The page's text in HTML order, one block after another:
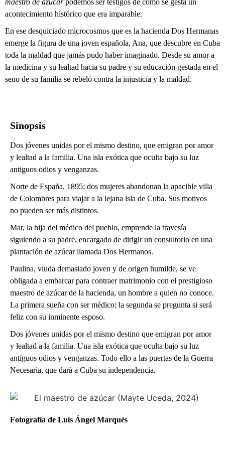
acontecimiento histórico que era imparable.
En ese desquiciado microcosmos que es la hacienda Dos Hermanas
emerge la figura de una joven española, Ana, que descubre en Cuba
toda la maldad que jamás pudo haber imaginado. Desde su amor a
la medicina y su lealtad hacia su padre y su educación gestada en el
seno de su familia se rebeló contra la injusticia y la maldad.
Sinopsis
Dos jóvenes unidas por el mismo destino, que emigran por amor
y lealtad a la familia. Una isla exótica que oculta bajo su luz
antiguos odios y venganzas.
Norte de España, 1895: dos mujeres abandonan la apacible villa
de Colombres para viajar a la lejana isla de Cuba. Sus motivos
no pueden ser más distintos.
Mar, la hija del médico del pueblo, emprende la travesía
siguiendo a su padre, encargado de dirigir un consultorio en una
plantación de azúcar llamada Dos Hermanos.
Paulina, viuda demasiado joven y de origen humilde, se ve
obligada a embarcar para contraer matrimonio con el prestigioso
maestro de azúcar de la hacienda, un hombre a quien no conoce.
La primera sueña con ser médico; la segunda se pregunta si será
feliz con su inminente esposo.
Dos jóvenes unidas por el mismo destino que emigran por amor
y lealtad a la familia. Una isla exótica que oculta bajo su luz
antiguos odios y venganzas. Todo ello a las puertas de la Guerra
Necesaria, que dará a Cuba su independencia.
Fotografía de Luis Ángel Marqués